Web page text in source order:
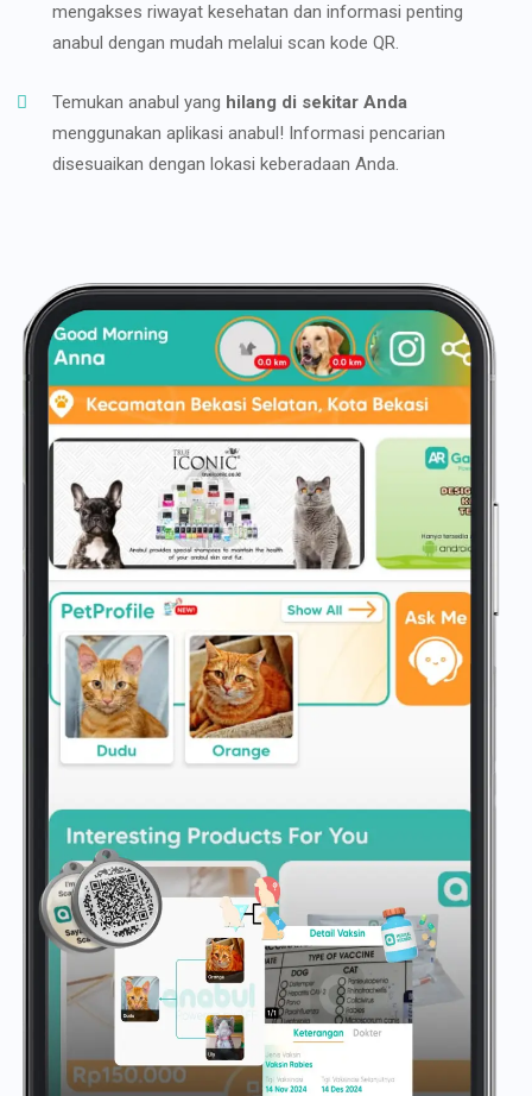
mengakses riwayat kesehatan dan informasi penting
anabul dengan mudah melalui scan kode QR.
Temukan anabul yang hilang di sekitar Anda
menggunakan aplikasi anabul! Informasi pencarian
disesuaikan dengan lokasi keberadaan Anda.